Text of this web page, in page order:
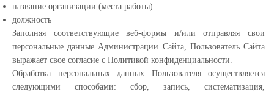
название организации (места работы)
должность
Заполняя соответствующие веб-формы и/или отправляя свои
персональные данные Администрации Сайта, Пользователь Сайта
выражает свое согласие с Политикой конфиденциальности.
Обработка персональных данных Пользователя осуществляется
следующими способами: сбор, запись, систематизация,